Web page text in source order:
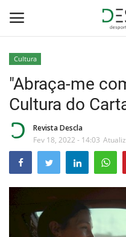
Home
...by Descla
Desporto
Sobre Nós
Cultura
"Abraça-me
Cultura do
Revista Descla
Fev 18, 2022 - 14:03